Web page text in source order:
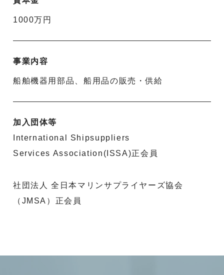
1000万円
事業内容
船舶機器用部品、船用品の販売・供給
加入団体等
International Shipsuppliers
Services Association(ISSA)正会員
社団法人 全日本マリンサプライヤーズ協会
（JMSA）正会員